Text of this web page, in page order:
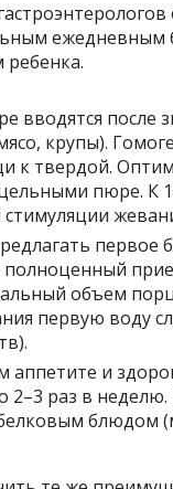
ребенка.
вводятся после
крупы).
к твердой.
пюре. К
первое
полноценный
объем
первую воду
аппетите и
раз в
блюдом